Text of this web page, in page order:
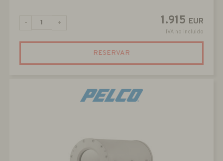
1.915 EUR
IVA no incluido
- +
RESERVAR